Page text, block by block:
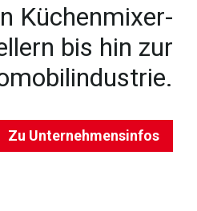
Küchenmixer-
bis hin zur
Zu Unternehmensinfos